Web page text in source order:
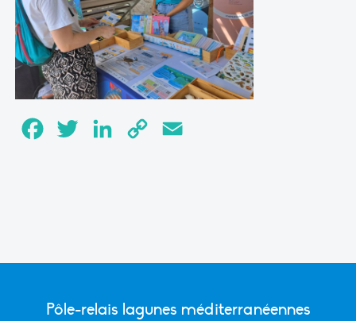
FacebookTwitter LinkedInCopy
Pôle-relais lagunes méditerranéennes